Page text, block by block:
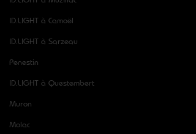
ID.LIGHT à Camoël
ID.LIGHT à Sarzeau
Penestin
ID.LIGHT à Questembert
Muron
Molac